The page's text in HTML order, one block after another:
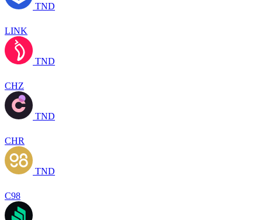
TND
LINK
TND
CHZ
TND
CHR
TND
C98